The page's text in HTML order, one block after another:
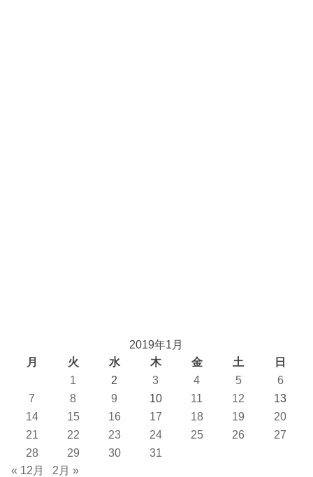
2019年1月
月
火 水 木 金 土
日
1
2 3 4 5
6
7
8 9 10 11 12
13
14
15 16 17 18 19
20
21
22 23 24 25 26
27
28
29 30
31
« 12月
2月 »